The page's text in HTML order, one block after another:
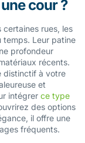
cour ?
certaines rues, les
temps. Leur patine
profondeur
récents.
distinctif à votre
et
intégrer ce type
des options
il offre une
fréquents.